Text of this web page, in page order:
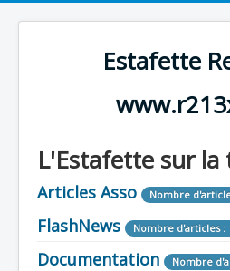
Estafette
L'Estafette sur la
Articles Asso Nombre
FlashNews Nombre d'articles :
Documentation Nombre